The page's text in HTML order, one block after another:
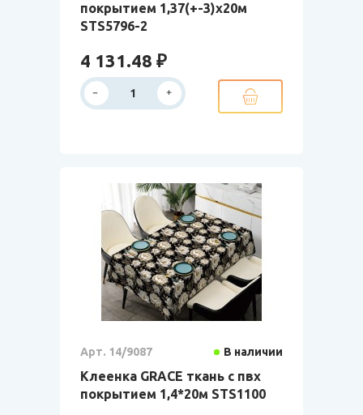
покрытием 1,37(+-3)х20м
STS5796-2
4 131.48 ₽
Арт. 14/9087 В наличии
Клеенка GRACE ткань с пвх
покрытием 1,4*20м STS1100